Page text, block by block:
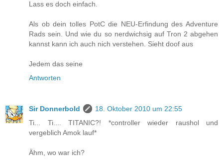
Lass es doch einfach.
Als ob dein tolles PotC die NEU-Erfindung des Adventure
Rads sein. Und wie du so nerdwichsig auf Tron 2 abgehen
kannst kann ich auch nich verstehen. Sieht doof aus
Jedem das seine
Antworten
Sir Donnerbold
18. Oktober 2010 um 22:55
Ti... Ti.... TITANIC?! *controller wieder raushol und
vergeblich Amok lauf*
Ähm, wo war ich?